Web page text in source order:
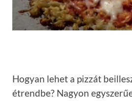
Hogyan lehet a pizzát
étrendbe? Nagyon